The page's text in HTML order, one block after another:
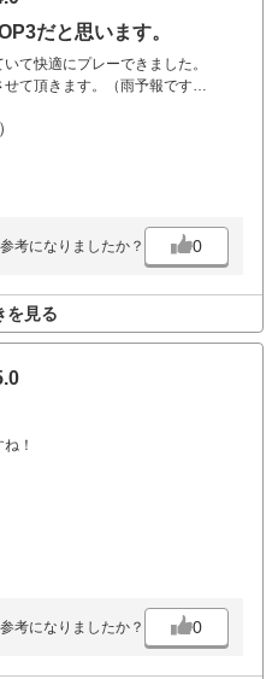
だと思います。
て快適にプレーできました。
て頂きます。（雨予報です
考になりましたか？ 0
を見る
！
考になりましたか？ 0